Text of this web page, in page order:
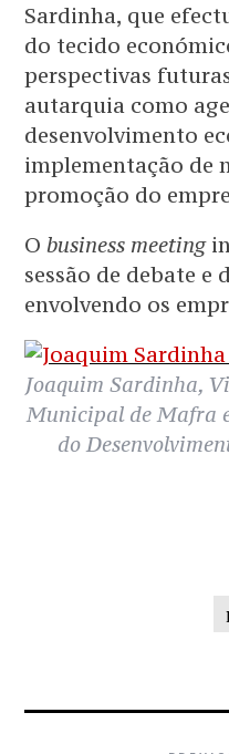
Sardinha, que
do tecido
perspectivas
autarquia como
desenvolvimento
implementação de
promoção do
Obusiness meeting
sessão de debate e
envolvendo os
Joaquim Sardinha,
Municipal de Mafra
do